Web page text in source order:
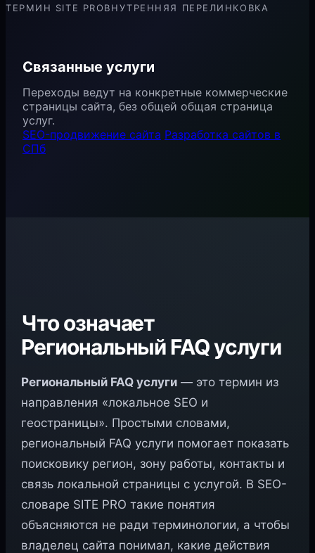
ТЕРМИН SITE PROВНУТРЕННЯЯ ПЕРЕЛИНКОВКА
Связанные услуги
Переходы ведут на конкретные коммерческие
страницы сайта, без общей общая страница
услуг.
SEO-продвижение сайта Разработка сайтов в
СПб
Что означает
Региональный FAQ услуги
Региональный FAQ услуги — это термин из
направления «локальное SEO и
геостраницы». Простыми словами,
региональный FAQ услуги помогает показать
поисковику регион, зону работы, контакты и
связь локальной страницы с услугой. В SEO-
словаре SITE PRO такие понятия
объясняются не ради терминологии, а чтобы
владелец сайта понимал, какие действия